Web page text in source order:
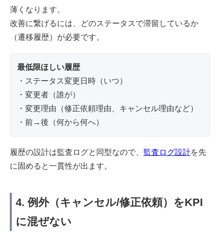
薄くなります。
改善に繋げるには、どのステータスで滞留しているか
（遷移履歴）が必要です。
最低限ほしい履歴
・ステータス変更日時（いつ）
・変更者（誰が）
・変更理由（修正依頼理由、キャンセル理由など）
・前→後（何から何へ）
履歴の設計は監査ログと同型なので、 監査ログ設計を先
に固めると一貫性が出ます。
4. 例外（キャンセル/修正依頼）をKPI
に混ぜない